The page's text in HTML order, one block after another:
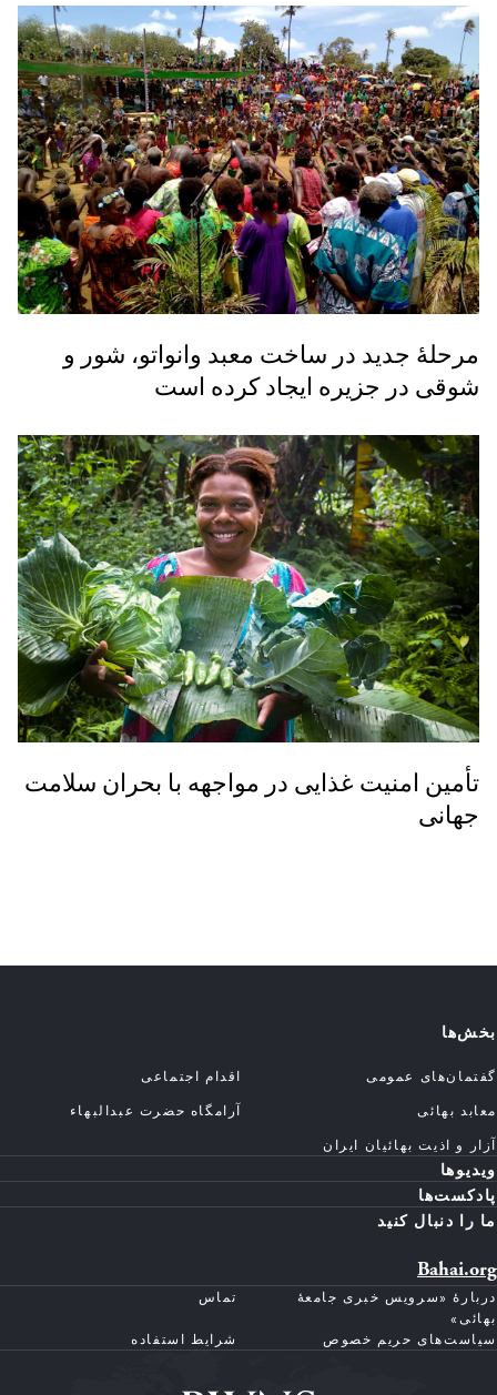
مرحلهٔ جدید در ساخت معبد وانواتو، شور و
شوقی در جزیره ایجاد کرده است
تأمین امنیت غذایی در مواجهه با بحران سلامت
جهانی
بخش‌ها
گفتمان‌های عمومی
اقدام اجتماعی
معابد بهائی
آرامگاه حضرت عبدالبهاء
آزار و اذیت بهائیان ایران
ویدیوها
پادکست‌ها
ما را دنبال کنید
Bahai.org
دربارهٔ «سرویس خبری جامعهٔ
بهائی»
تماس
سیاست‌های حریم خصوص شرایط استفاده